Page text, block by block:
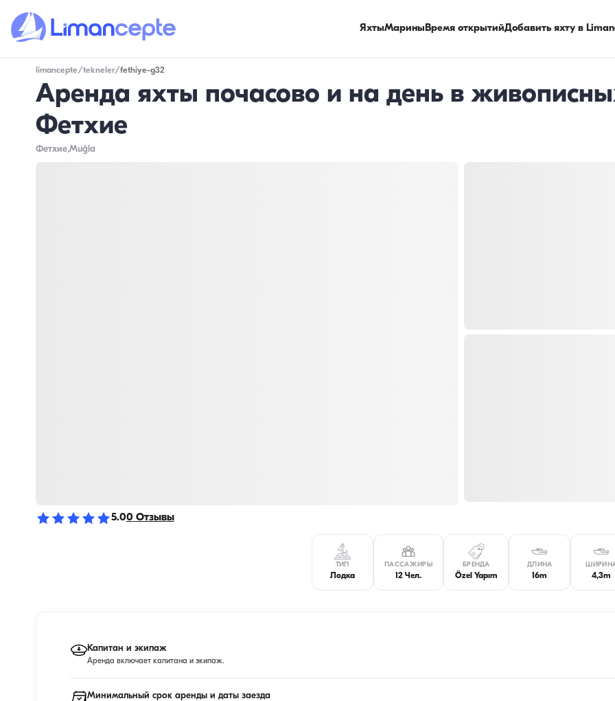
ЯхтыМариныВремя открытийДобавить яхту в
limancepte/tekneler/fethiye-g32
Аренда яхты почасово и на день в
Фетхие
Фетхие,Muğla
5.00 Отзывы
ТИП
Лодка
ПАССАЖИРЫ
12 Чел.
БРЕНДА
Özel Yapım
ДЛИНА
16m 4,3m
Капитан и экипаж
Аренда включает капитана и экипаж.
Минимальный срок аренды и даты заезда